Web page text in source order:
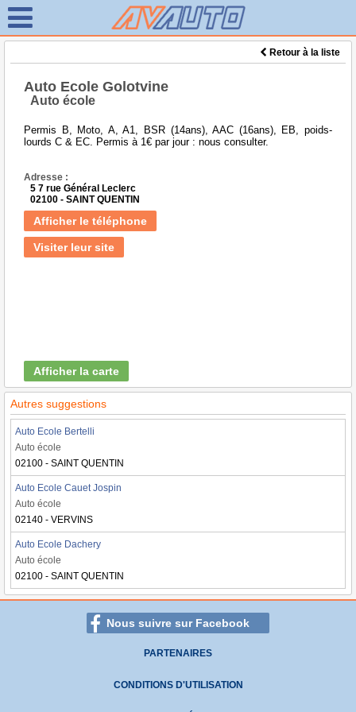
Retour à la liste
Auto Ecole Golotvine
Auto école
Permis B, Moto, A, A1, BSR (14ans), AAC (16ans), EB, poids-
lourds C & EC. Permis à 1€ par jour : nous consulter.
Adresse :
5 7 rue Général Leclerc
02100 - SAINT QUENTIN
Afficher le téléphone
Visiter leur site
Afficher la carte
Autres suggestions
Auto Ecole Bertelli
Auto école
02100 - SAINT QUENTIN
Auto Ecole Cauet Jospin
Auto école
02140 - VERVINS
Auto Ecole Dachery
Auto école
02100 - SAINT QUENTIN
Nous suivre sur Facebook
PARTENAIRES
CONDITIONS D'UTILISATION